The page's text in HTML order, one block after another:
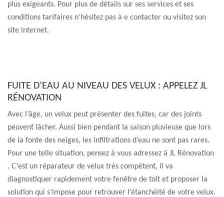
plus exigeants. Pour plus de détails sur ses services et ses
conditions tarifaires n’hésitez pas à e contacter ou visitez son
site internet.
FUITE D’EAU AU NIVEAU DES VELUX : APPELEZ JL
RÉNOVATION
Avec l’âge, un velux peut présenter des fuites, car des joints
peuvent lâcher. Aussi bien pendant la saison pluvieuse que lors
de la fonte des neiges, les infiltrations d’eau ne sont pas rares.
Pour une telle situation, pensez à vous adressez à JL Rénovation
. C’est un réparateur de velux très compétent, il va
diagnostiquer rapidement votre fenêtre de toit et proposer la
solution qui s’impose pour retrouver l’étanchéité de votre velux.